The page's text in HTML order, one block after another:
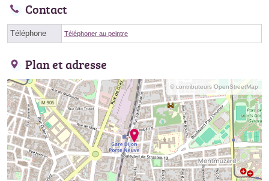
Contact
Téléphone Téléphoner au peintre
Plan et adresse
© contributeurs OpenStreetMap